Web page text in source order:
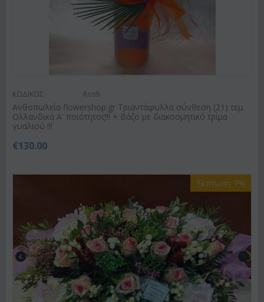
ΚΩΔΙΚΟΣ: Ros9
Ανθοπωλεία flowershop.gr Τριαντάφυλλα σύνθεση (21) τεμ.
Ολλανδικά Α' ποιότητος!!! + Βάζο με διακοσμητικό τρίμα
γυαλιού !!!
€130.00
Έκπτωση 7%